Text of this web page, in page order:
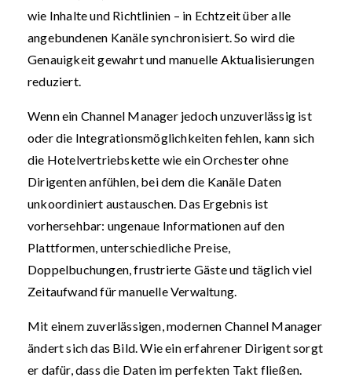
wie Inhalte und Richtlinien – in Echtzeit über alle
angebundenen Kanäle synchronisiert. So wird die
Genauigkeit gewahrt und manuelle Aktualisierungen
reduziert.
Wenn ein Channel Manager jedoch unzuverlässig ist
oder die Integrationsmöglichkeiten fehlen, kann sich
die Hotelvertriebskette wie ein Orchester ohne
Dirigenten anfühlen, bei dem die Kanäle Daten
unkoordiniert austauschen. Das Ergebnis ist
vorhersehbar: ungenaue Informationen auf den
Plattformen, unterschiedliche Preise,
Doppelbuchungen, frustrierte Gäste und täglich viel
Zeitaufwand für manuelle Verwaltung.
Mit einem zuverlässigen, modernen Channel Manager
ändert sich das Bild. Wie ein erfahrener Dirigent sorgt
er dafür, dass die Daten im perfekten Takt fließen.